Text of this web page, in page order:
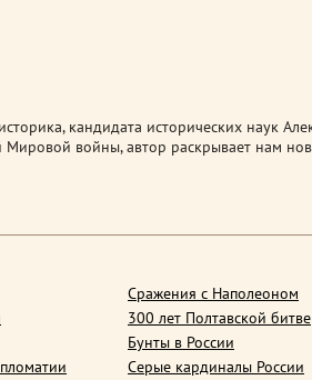
кандидата исторических наук
Мировой войны, автор раскрывает нам
Сражения с Наполеоном
300 лет Полтавской битве
Бунты в России
Серые кардиналы России